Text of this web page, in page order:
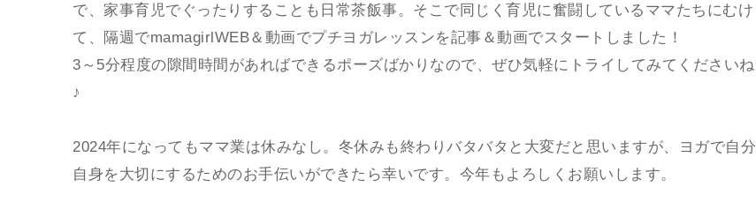
で、家事育児でぐったりすることも日常茶飯事。そこで同じく育児に奮闘しているママたちにむけ
て、隔週でmamagirlWEB＆動画でプチヨガレッスンを記事＆動画でスタートしました！
3～5分程度の隙間時間があればできるポーズばかりなので、ぜひ気軽にトライしてみてくださいね
♪
2024年になってもママ業は休みなし。冬休みも終わりバタバタと大変だと思いますが、ヨガで自分
自身を大切にするためのお手伝いができたら幸いです。今年もよろしくお願いします。